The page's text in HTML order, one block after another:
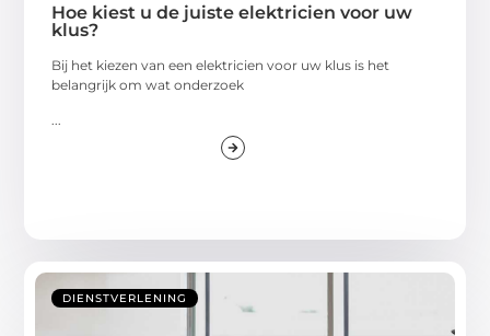
Hoe kiest u de juiste elektricien voor uw
klus?
Bij het kiezen van een elektricien voor uw klus is het
belangrijk om wat onderzoek
...
DIENSTVERLENING